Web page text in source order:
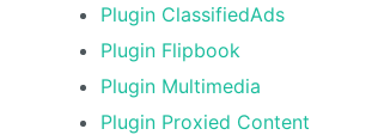
Plugin ClassifiedAds
Plugin Flipbook
Plugin Multimedia
Plugin Proxied Content